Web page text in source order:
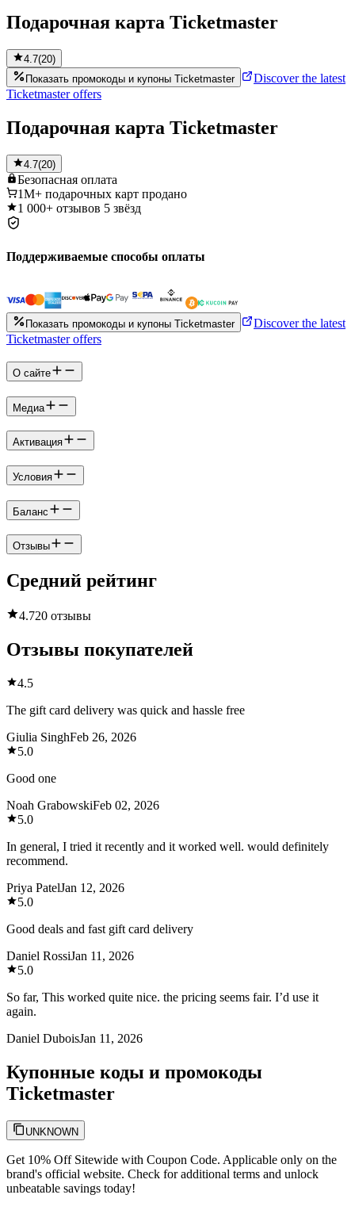
Подарочная карта Ticketmaster
4.7(20)
Показать промокоды и купоны Ticketmaster
Discover the latest
Ticketmaster offers
Подарочная карта Ticketmaster
4.7(20)
Безопасная оплата
1M+ подарочных карт продано
1 000+ отзывов 5 звёзд
Поддерживаемые способы оплаты
Показать промокоды и купоны Ticketmaster
Discover the latest
Ticketmaster offers
О сайте
Медиа
Активация
Условия
Баланс
Отзывы
Средний рейтинг
4.720 отзывы
Отзывы покупателей
4.5
The gift card delivery was quick and hassle free
Giulia SinghFeb 26, 2026
5.0
Good one
Noah GrabowskiFeb 02, 2026
5.0
In general, I tried it recently and it worked well. would definitely
recommend.
Priya PatelJan 12, 2026
5.0
Good deals and fast gift card delivery
Daniel RossiJan 11, 2026
5.0
So far, This worked quite nice. the pricing seems fair. I’d use it
again.
Daniel DuboisJan 11, 2026
Купонные коды и промокоды
Ticketmaster
UNKNOWN
Get 10% Off Sitewide with Coupon Code. Applicable only on the
brand's official website. Check for additional terms and unlock
unbeatable savings today!